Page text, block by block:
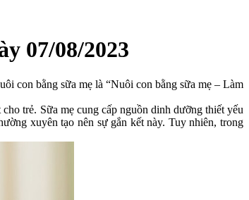
07/08/2023
con bằng sữa mẹ là “Nuôi con bằng sữa mẹ – Làm
trẻ. Sữa mẹ cung cấp nguồn dinh dưỡng thiết yếu
xuyên tạo nên sự gắn kết này. Tuy nhiên, trong